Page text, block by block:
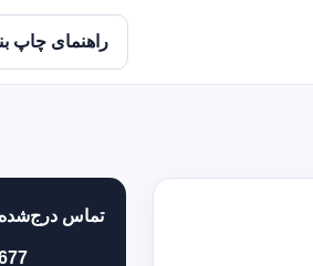
راهنمای چاپ
تماس